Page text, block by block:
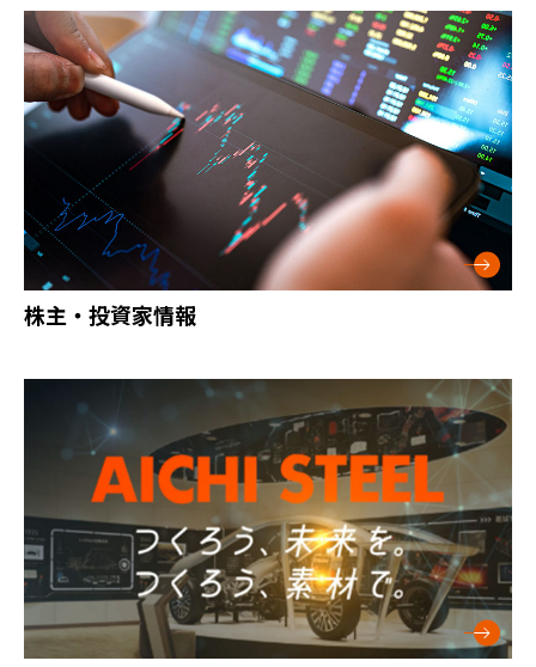
株主・投資家情報